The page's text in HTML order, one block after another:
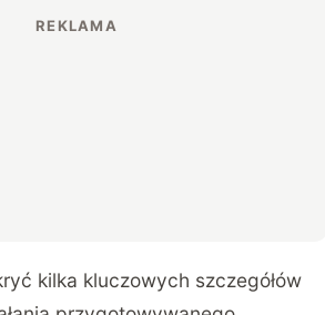
kilka kluczowych szczegółów